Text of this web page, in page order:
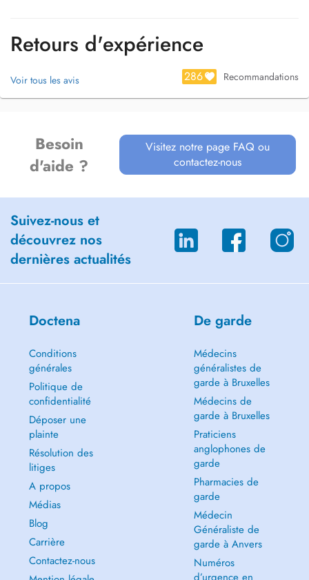
Retours d'expérience
Voir tous les avis 286 Recommandations
Besoin
d'aide ?
Visitez notre page FAQ ou
contactez-nous
Suivez-nous et
découvrez nos
dernières actualités
Doctena
Conditions
générales
Politique de
confidentialité
Déposer une
plainte
Résolution des
litiges
A propos
Médias
Blog
Carrière
Contactez-nous
De garde
Médecins
généralistes de
garde à Bruxelles
Médecins de
garde à Bruxelles
Praticiens
anglophones de
garde
Pharmacies de
garde
Médecin
Généraliste de
garde à Anvers
Numéros